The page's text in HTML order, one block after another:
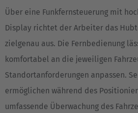
Belgium
Nederlands Français Deutsch
Über eine Funkfernsteuerung mit
Display richtet der Arbeiter das
zielgenau aus. Die Fernbedienung
komfortabel an die jeweiligen
Standortanforderungen anpassen.
ermöglichen während des
umfassende Überwachung des